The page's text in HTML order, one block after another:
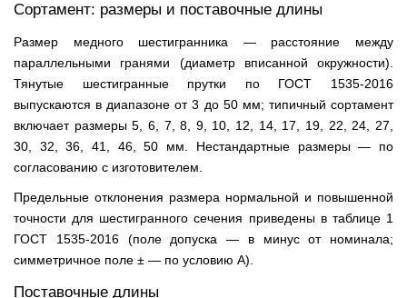
Сортамент: размеры и поставочные длины
Размер медного шестигранника — расстояние между
параллельными гранями (диаметр вписанной окружности).
Тянутые шестигранные прутки по ГОСТ 1535-2016
выпускаются в диапазоне от 3 до 50 мм; типичный сортамент
включает размеры 5, 6, 7, 8, 9, 10, 12, 14, 17, 19, 22, 24, 27,
30, 32, 36, 41, 46, 50 мм. Нестандартные размеры — по
согласованию с изготовителем.
Предельные отклонения размера нормальной и повышенной
точности для шестигранного сечения приведены в таблице 1
ГОСТ 1535-2016 (поле допуска — в минус от номинала;
симметричное поле ± — по условию А).
Поставочные длины